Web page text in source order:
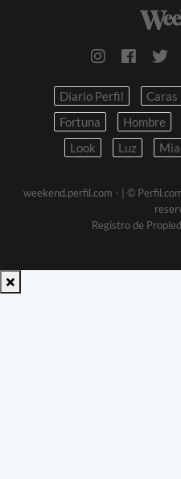
Diario Perfil Caras
Fortuna
Hombre
Look
Luz Mia
weekend.perfil.com -
| ©
Registro de